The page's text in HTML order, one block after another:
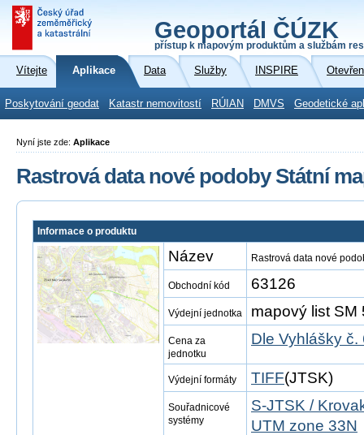
Geoportál ČÚZK
přístup k mapovým produktům a službám
Vítejte Aplikace Data Služby INSPIRE
Poskytování geodat Katastr nemovitostí RÚIAN DMVS Geodetické
Nyní jste zde: Aplikace
Rastrová data nové podoby Státní
Informace o produktu
Název Rastrová data nové
Obchodní kód 63126
Výdejní jednotka mapový list SM
Cena za
jednotku
Dle Vyhlášky
Výdejní formáty TIFF(JTSK)
Souřadnicové
systémy
S-JTSK /
UTM zone 33N